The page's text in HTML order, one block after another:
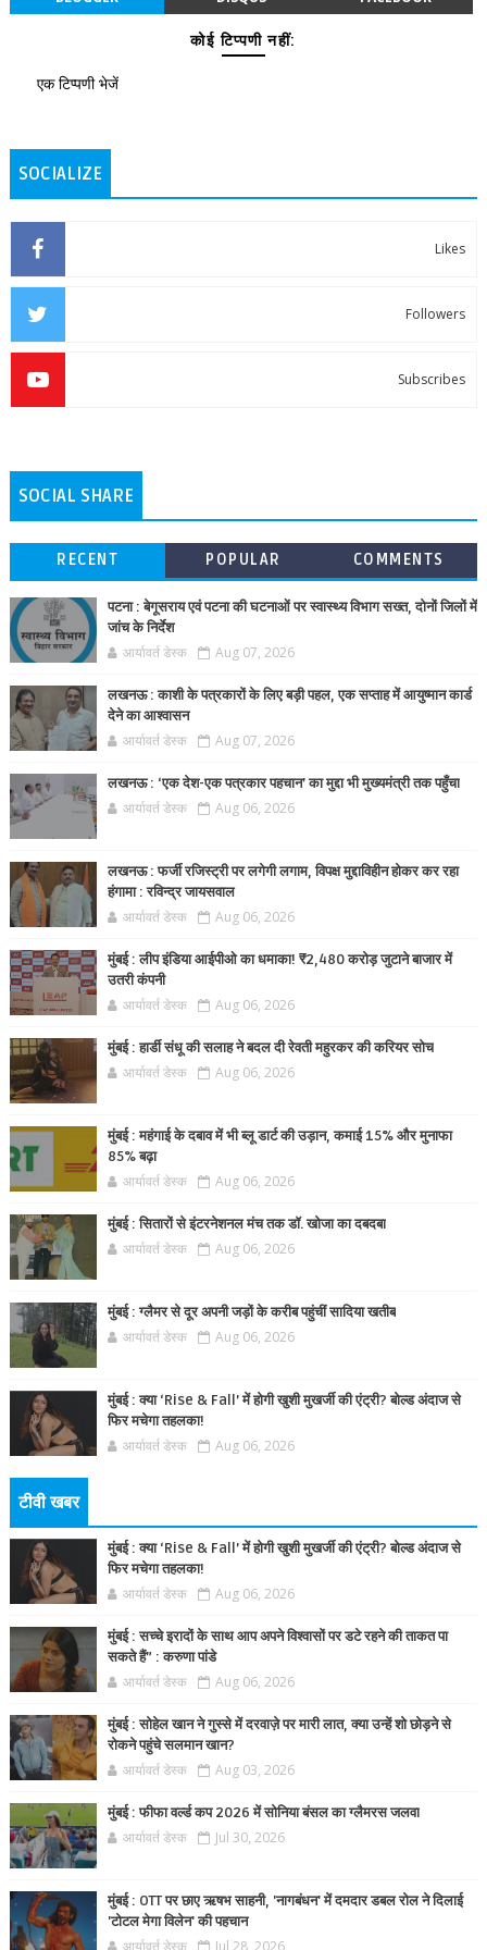
कोई टिप्पणी नहीं:
एक टिप्पणी भेजें
SOCIALIZE
Likes
Followers
Subscribes
SOCIAL SHARE
RECENT POPULAR COMMENTS
पटना : बेगूसराय एवं पटना की घटनाओं पर स्वास्थ्य विभाग सख्त, दोनों जिलों में
जांच के निर्देश
आर्यावर्त डेस्क Aug 07, 2026
लखनऊ : काशी के पत्रकारों के लिए बड़ी पहल, एक सप्ताह में आयुष्मान कार्ड
देने का आश्वासन
आर्यावर्त डेस्क Aug 07, 2026
लखनऊ : ‘एक देश-एक पत्रकार पहचान’ का मुद्दा भी मुख्यमंत्री तक पहुँचा
आर्यावर्त डेस्क Aug 06, 2026
लखनऊ : फर्जी रजिस्ट्री पर लगेगी लगाम, विपक्ष मुद्दाविहीन होकर कर रहा
हंगामा : रविन्द्र जायसवाल
आर्यावर्त डेस्क Aug 06, 2026
मुंबई : लीप इंडिया आईपीओ का धमाका! ₹2,480 करोड़ जुटाने बाजार में
उतरी कंपनी
आर्यावर्त डेस्क Aug 06, 2026
मुंबई : हार्डी संधू की सलाह ने बदल दी रेवती महुरकर की करियर सोच
आर्यावर्त डेस्क Aug 06, 2026
मुंबई : महंगाई के दबाव में भी ब्लू डार्ट की उड़ान, कमाई 15% और मुनाफा
85% बढ़ा
आर्यावर्त डेस्क Aug 06, 2026
मुंबई : सितारों से इंटरनेशनल मंच तक डॉ. खोजा का दबदबा
आर्यावर्त डेस्क Aug 06, 2026
मुंबई : ग्लैमर से दूर अपनी जड़ों के करीब पहुंचीं सादिया खतीब
आर्यावर्त डेस्क Aug 06, 2026
मुंबई : क्या ‘Rise & Fall’ में होगी खुशी मुखर्जी की एंट्री? बोल्ड अंदाज से
फिर मचेगा तहलका!
आर्यावर्त डेस्क Aug 06, 2026
टीवी खबर
मुंबई : क्या ‘Rise & Fall’ में होगी खुशी मुखर्जी की एंट्री? बोल्ड अंदाज से
फिर मचेगा तहलका!
आर्यावर्त डेस्क Aug 06, 2026
मुंबई : सच्चे इरादों के साथ आप अपने विश्वासों पर डटे रहने की ताकत पा
सकते हैं” : करुणा पांडे
आर्यावर्त डेस्क Aug 06, 2026
मुंबई : सोहेल खान ने गुस्से में दरवाज़े पर मारी लात, क्या उन्हें शो छोड़ने से
रोकने पहुंचे सलमान खान?
आर्यावर्त डेस्क Aug 03, 2026
मुंबई : फीफा वर्ल्ड कप 2026 में सोनिया बंसल का ग्लैमरस जलवा
आर्यावर्त डेस्क Jul 30, 2026
मुंबई : OTT पर छाए ऋषभ साहनी, 'नागबंधन' में दमदार डबल रोल ने दिलाई
'टोटल मेगा विलेन' की पहचान
आर्यावर्त डेस्क Jul 28, 2026